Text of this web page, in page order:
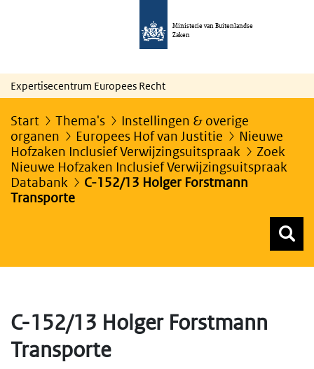
Ministerie van Buitenlandse
Zaken
Expertisecentrum Europees Recht
Start Thema's
Instellingen & overige
organen
Europees Hof van Justitie
Nieuwe
Hofzaken Inclusief Verwijzingsuitspraak
Zoek
Nieuwe Hofzaken Inclusief Verwijzingsuitspraak
Databank
C-152/13 Holger Forstmann
Transporte
C-152/13 Holger Forstmann
Transporte